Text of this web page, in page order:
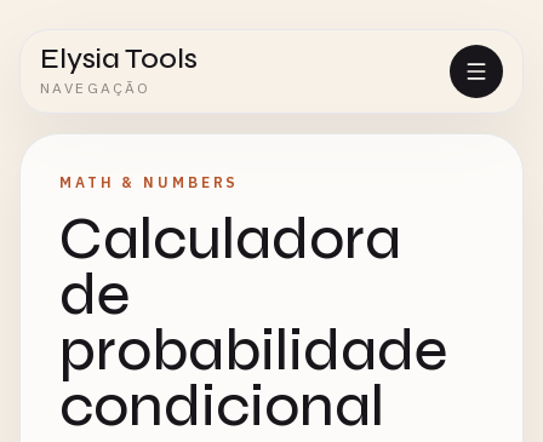
Elysia Tools
NAVEGAÇÃO
MATH & NUMBERS
Calculadora
de
probabilidade
condicional